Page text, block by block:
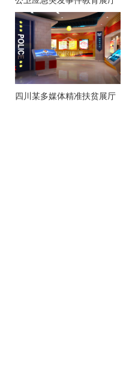
四川某多媒体精准扶贫展厅